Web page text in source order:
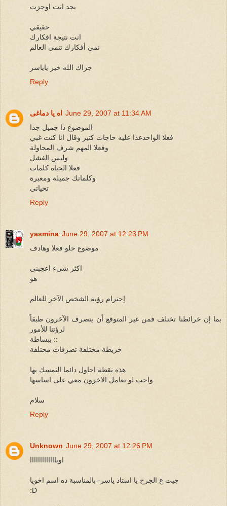
بجد انت اوجزت
حقيقي
انت نتيجة افكارك
نمي أفكارك تنمي العالم
جزاك الله خير ياياسر
Reply
اه يا دماغى
June 29, 2007 at 11:34 AM
الموضوع دا جميل جدا
فعلا الواحدعدا عليه حاجات كتير وقال انا كنت غبي
وفعلا المهم شرف المحاولة
وليس الفشل
فعلا الحياه كلمات
وكلماتك جميلة ومعبرة
تحياتى
Reply
yasmina June 29, 2007 at 12:23 PM
موضوع حلو فعلا وهادف
اكثر شيء اعجبني
هو
إحترام رؤية الشخص الآخر للعالم
بما إن خرائطنا تختلف فمن غير المتوقع أن يتصرف الآخرون طبقاً
لرؤتنا للأمور
ببساطة ::
خريطة مختلفة تصرفات مختلفة
هذه نقطة احاول دائما التمسك بها
واحب لو تعامل الاخرون معي على اساسها
سلام
Reply
Unknown June 29, 2007 at 12:26 PM
اوبااااااااااااا
جيت ع الجرح يا استاذ ياسر- بالمناسبة ده اسم اخويا
:D